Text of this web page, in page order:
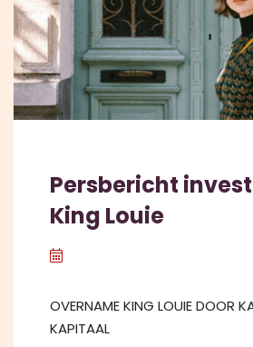
Persbericht
King Louie
OVERNAME KING LOUIE DOOR
KAPITAAL